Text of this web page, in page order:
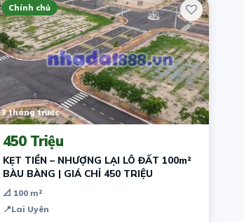
Chính chủ
3 tháng trước
450 Triệu
KẸT TIỀN – NHƯỢNG LẠI LÔ ĐẤT 100m²
BÀU BÀNG | GIÁ CHỈ 450 TRIỆU
📐 100 m²
📍Lai Uyên